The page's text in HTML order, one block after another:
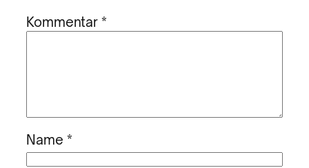
Kommentar*
Name *